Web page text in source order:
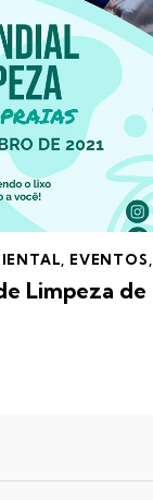
EVENTOS
Limpeza de